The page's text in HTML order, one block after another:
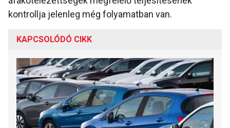
kontrollja jelenleg még folyamatban van.
KAPCSOLÓDÓ CIKK